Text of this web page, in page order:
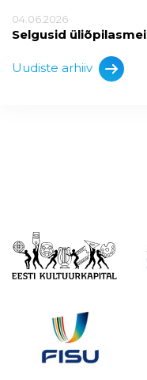
04.06.2026
Selgusid
Uudiste arhiiv